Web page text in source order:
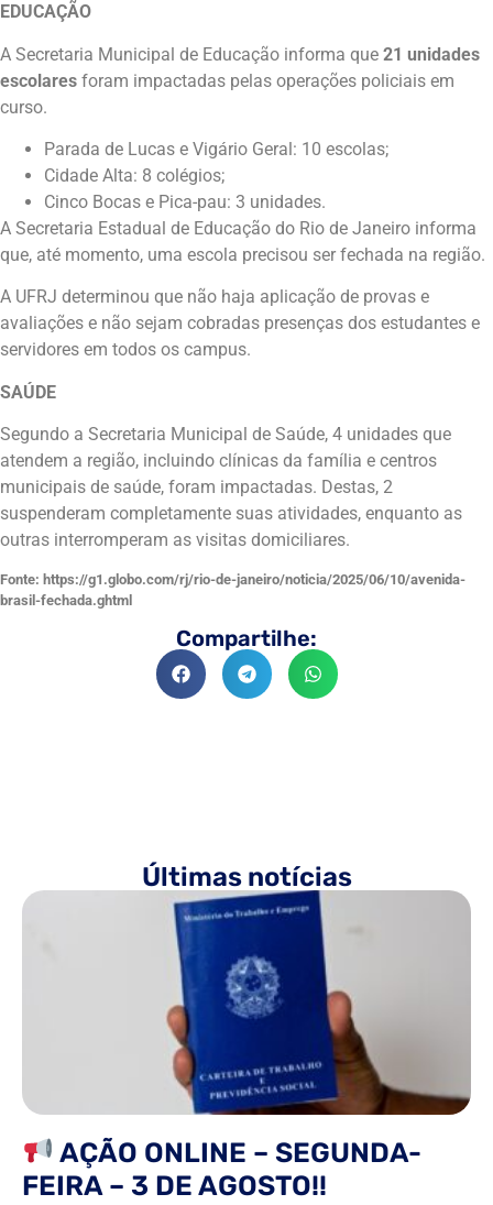
EDUCAÇÃO
A Secretaria Municipal de Educação informa que 21 unidades
escolares foram impactadas pelas operações policiais em
curso.
Parada de Lucas e Vigário Geral: 10 escolas;
Cidade Alta: 8 colégios;
Cinco Bocas e Pica-pau: 3 unidades.
A Secretaria Estadual de Educação do Rio de Janeiro informa
que, até momento, uma escola precisou ser fechada na região.
A UFRJ determinou que não haja aplicação de provas e
avaliações e não sejam cobradas presenças dos estudantes e
servidores em todos os campus.
SAÚDE
Segundo a Secretaria Municipal de Saúde, 4 unidades que
atendem a região, incluindo clínicas da família e centros
municipais de saúde, foram impactadas. Destas, 2
suspenderam completamente suas atividades, enquanto as
outras interromperam as visitas domiciliares.
Fonte: https://g1.globo.com/rj/rio-de-janeiro/noticia/2025/06/10/avenida-
brasil-fechada.ghtml
Compartilhe:
Últimas notícias
AÇÃO ONLINE – SEGUNDA-
FEIRA – 3 DE AGOSTO!!